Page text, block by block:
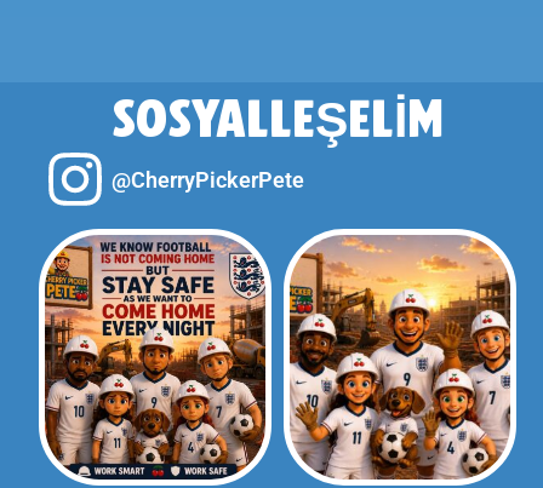
SOSYALLEŞELIM
@CherryPickerPete